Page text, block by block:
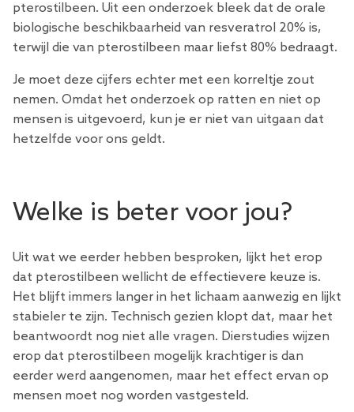
pterostilbeen. Uit een onderzoek bleek dat de orale
biologische beschikbaarheid van resveratrol 20% is,
terwijl die van pterostilbeen maar liefst 80% bedraagt.
Je moet deze cijfers echter met een korreltje zout
nemen. Omdat het onderzoek op ratten en niet op
mensen is uitgevoerd, kun je er niet van uitgaan dat
hetzelfde voor ons geldt.
Welke is beter voor jou?
Uit wat we eerder hebben besproken, lijkt het erop
dat pterostilbeen wellicht de effectievere keuze is.
Het blijft immers langer in het lichaam aanwezig en lijkt
stabieler te zijn. Technisch gezien klopt dat, maar het
beantwoordt nog niet alle vragen. Dierstudies wijzen
erop dat pterostilbeen mogelijk krachtiger is dan
eerder werd aangenomen, maar het effect ervan op
mensen moet nog worden vastgesteld.